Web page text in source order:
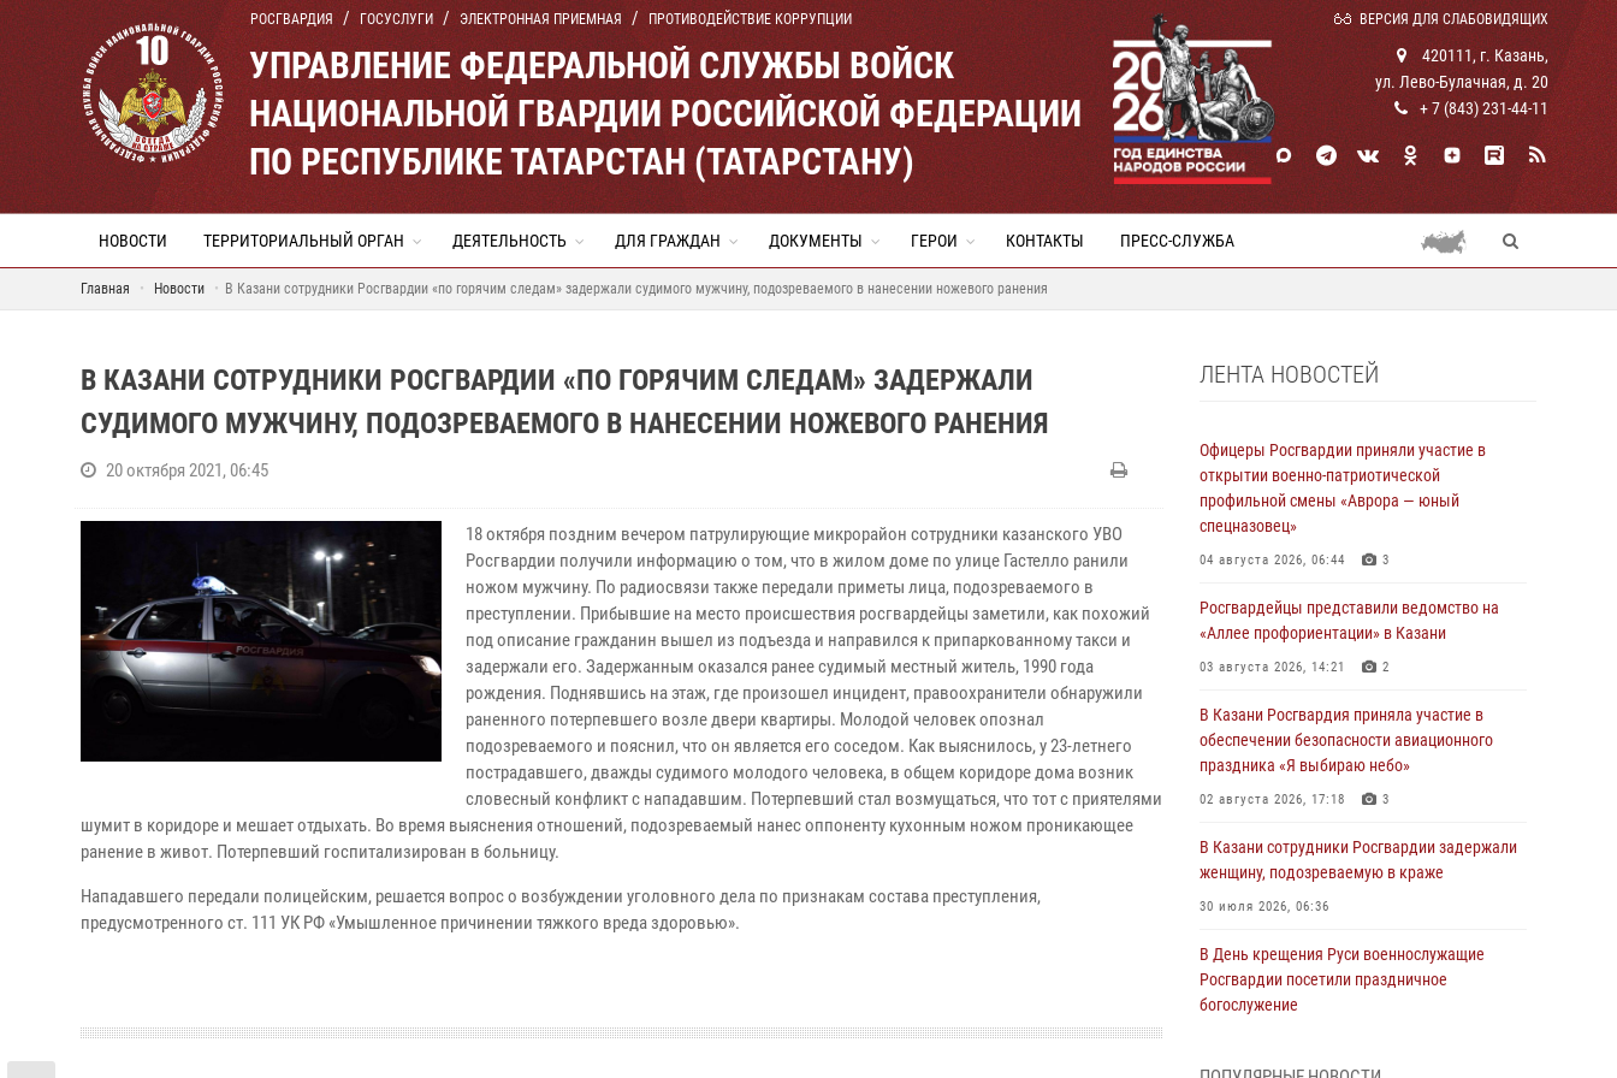
РОСГВАРДИЯ ГОСУСЛУГИ ЭЛЕКТРОННАЯ ПРИЕМНАЯ ПРОТИВОДЕЙСТВИЕ КОРРУПЦИИ ВЕРСИЯ ДЛЯ СЛАБОВИДЯЩИХ
УПРАВЛЕНИЕ ФЕДЕРАЛЬНОЙ СЛУЖБЫ ВОЙСК
НАЦИОНАЛЬНОЙ ГВАРДИИ РОССИЙСКОЙ ФЕДЕРАЦИИ
ПО РЕСПУБЛИКЕ ТАТАРСТАН (ТАТАРСТАНУ)
420111, г. Казань,
ул. Лево-Булачная, д. 20
+ 7 (843) 231-44-11
НОВОСТИ ТЕРРИТОРИАЛЬНЫЙ ОРГАН ДЕЯТЕЛЬНОСТЬ ДЛЯ ГРАЖДАН ДОКУМЕНТЫ ГЕРОИ КОНТАКТЫ ПРЕСС-СЛУЖБА
Главная Новости В Казани сотрудники Росгвардии «по горячим следам» задержали судимого мужчину, подозреваемого в нанесении ножевого ранения
В КАЗАНИ СОТРУДНИКИ РОСГВАРДИИ «ПО ГОРЯЧИМ СЛЕДАМ» ЗАДЕРЖАЛИ
СУДИМОГО МУЖЧИНУ, ПОДОЗРЕВАЕМОГО В НАНЕСЕНИИ НОЖЕВОГО РАНЕНИЯ
20 октября 2021, 06:45
18 октября поздним вечером патрулирующие микрорайон сотрудники казанского УВО
Росгвардии получили информацию о том, что в жилом доме по улице Гастелло ранили
ножом мужчину. По радиосвязи также передали приметы лица, подозреваемого в
преступлении. Прибывшие на место происшествия росгвардейцы заметили, как похожий
под описание гражданин вышел из подъезда и направился к припаркованному такси и
задержали его. Задержанным оказался ранее судимый местный житель, 1990 года
рождения. Поднявшись на этаж, где произошел инцидент, правоохранители обнаружили
раненного потерпевшего возле двери квартиры. Молодой человек опознал
подозреваемого и пояснил, что он является его соседом. Как выяснилось, у 23-летнего
пострадавшего, дважды судимого молодого человека, в общем коридоре дома возник
словесный конфликт с нападавшим. Потерпевший стал возмущаться, что тот с приятелями
шумит в коридоре и мешает отдыхать. Во время выяснения отношений, подозреваемый нанес оппоненту кухонным ножом проникающее
ранение в живот. Потерпевший госпитализирован в больницу.
Нападавшего передали полицейским, решается вопрос о возбуждении уголовного дела по признакам состава преступления,
предусмотренного ст. 111 УК РФ «Умышленное причинении тяжкого вреда здоровью».
ЛЕНТА НОВОСТЕЙ
Офицеры Росгвардии приняли участие в
открытии военно-патриотической
профильной смены «Аврора — юный
спецназовец»
04 августа 2026, 06:44 3
Росгвардейцы представили ведомство на
«Аллее профориентации» в Казани
03 августа 2026, 14:21 2
В Казани Росгвардия приняла участие в
обеспечении безопасности авиационного
праздника «Я выбираю небо»
02 августа 2026, 17:18 3
В Казани сотрудники Росгвардии задержали
женщину, подозреваемую в краже
30 июля 2026, 06:36
В День крещения Руси военнослужащие
Росгвардии посетили праздничное
богослужение